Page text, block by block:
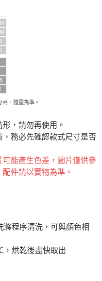
、體重為準。
，請勿再使用。
務必先確認款式尺寸是否
能產生色差，圖片僅供參
件請以實物為準。
滌程序清洗，可與顏色相
烘乾後盡快取出